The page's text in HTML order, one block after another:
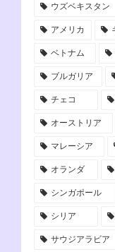
ウズベキスタン
アメリカ
ベトナム
ブルガリア
チェコ
オーストリア
マレーシア
オランダ
シンガポール
シリア
サウジアラビア